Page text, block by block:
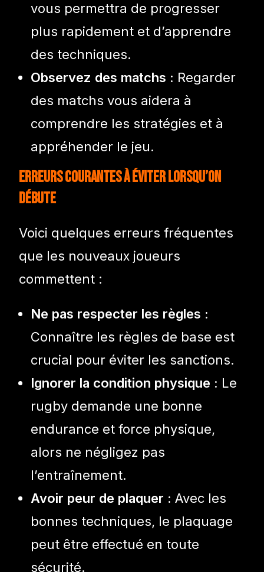
vous permettra de progresser
plus rapidement et d’apprendre
des techniques.
Observez des matchs : Regarder
des matchs vous aidera à
comprendre les stratégies et à
appréhender le jeu.
Erreurs courantes à éviter lorsqu’on
débute
Voici quelques erreurs fréquentes
que les nouveaux joueurs
commettent :
Ne pas respecter les règles :
Connaître les règles de base est
crucial pour éviter les sanctions.
Ignorer la condition physique : Le
rugby demande une bonne
endurance et force physique,
alors ne négligez pas
l’entraînement.
Avoir peur de plaquer : Avec les
bonnes techniques, le plaquage
peut être effectué en toute
sécurité.